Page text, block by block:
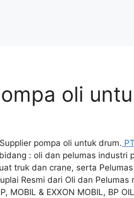
oli
pompa oli untuk drum.
: oli dan pelumas industri
truk dan crane, serta
Resmi dari Oli dan Pelumas
MOBIL & EXXON MOBIL, BP